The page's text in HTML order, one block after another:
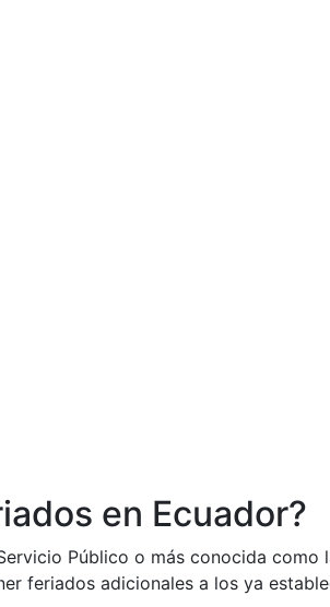
en Ecuador?
Público o más conocida como
feriados adicionales a los ya